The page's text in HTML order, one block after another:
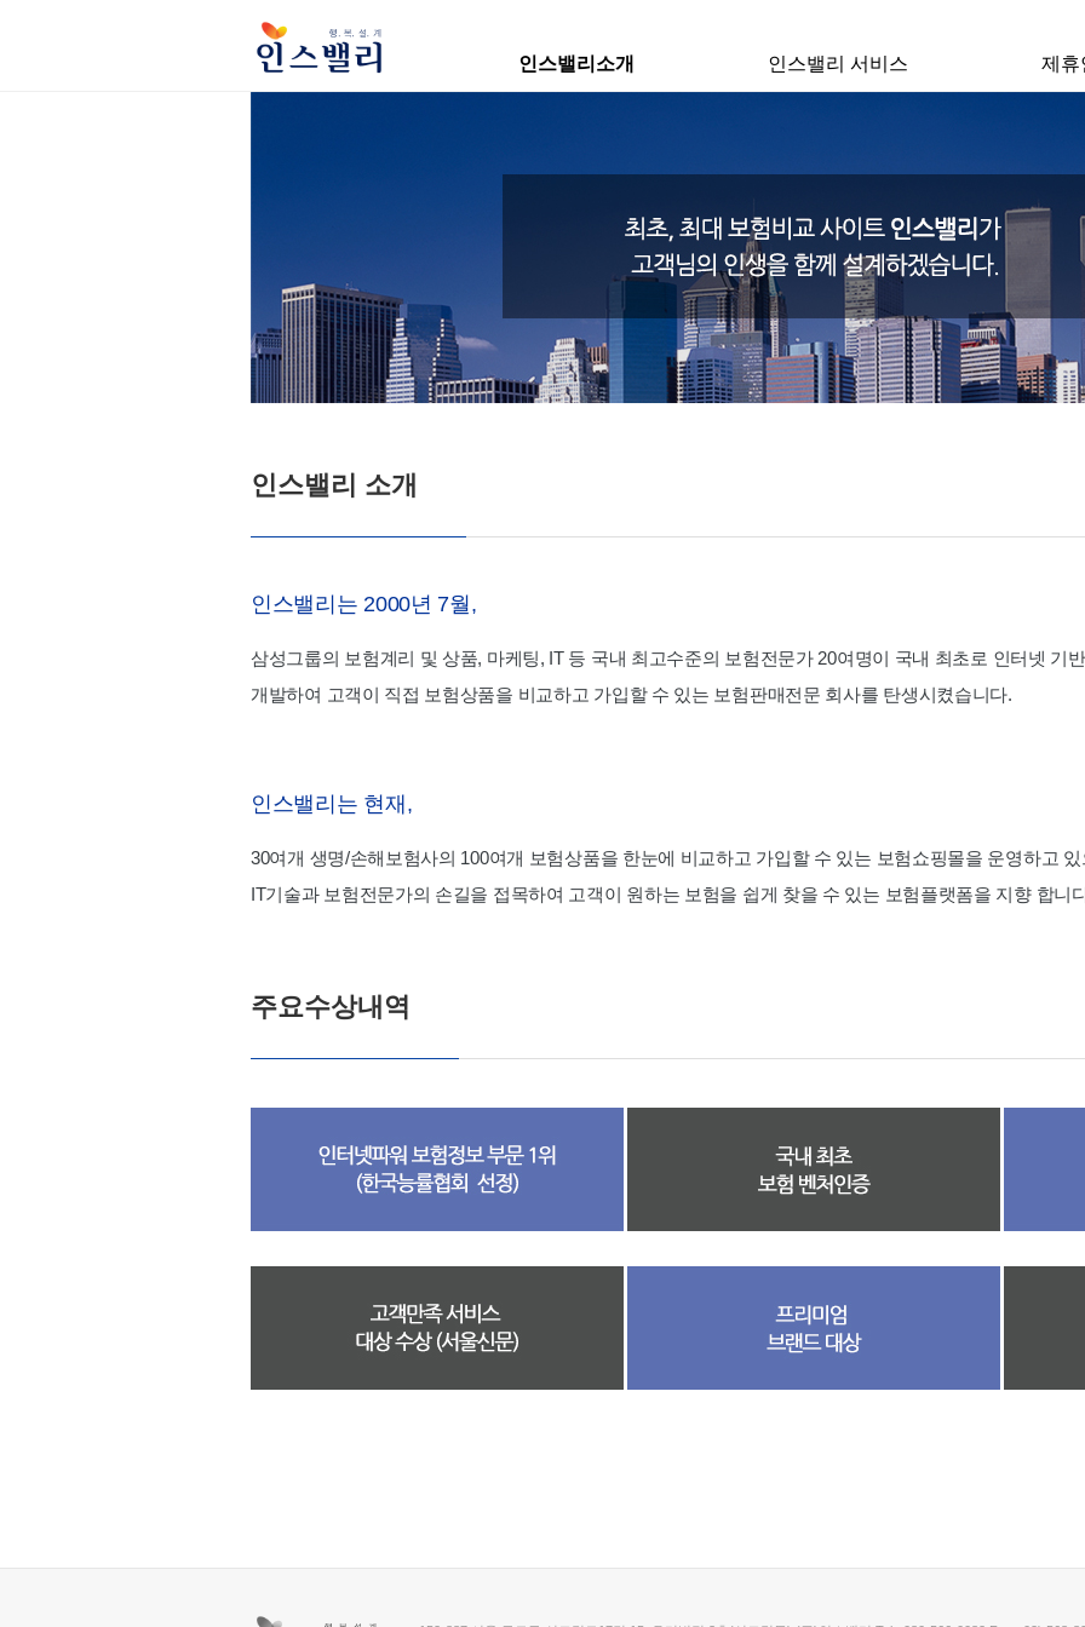
인스밸리소개 인스밸리 서비스 제휴
인스밸리 소개
인스밸리는 2000년 7월,
삼성그룹의 보험계리 및 상품, 마케팅, IT 등 국내 최고수준의 보험전문가 20여명이 국내 최초로 인터넷 기
개발하여 고객이 직접 보험상품을 비교하고 가입할 수 있는 보험판매전문 회사를 탄생시켰습니다.
인스밸리는 현재,
30여개 생명/손해보험사의 100여개 보험상품을 한눈에 비교하고 가입할 수 있는 보험쇼핑몰을 운영하고 있
IT기술과 보험전문가의 손길을 접목하여 고객이 원하는 보험을 쉽게 찾을 수 있는 보험플랫폼을 지향 합니
주요수상내역